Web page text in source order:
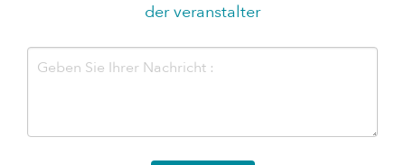
der veranstalter